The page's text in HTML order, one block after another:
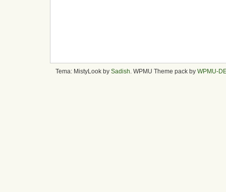
Tema: MistyLook by Sadish . WPMU Theme pack by WPMU-